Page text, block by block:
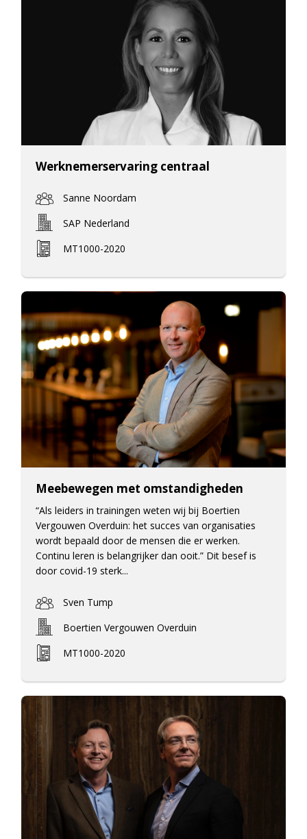
Werknemerservaring centraal
Sanne Noordam
SAP Nederland
MT1000-2020
Meebewegen met omstandigheden
“Als leiders in trainingen weten wij bij Boertien
Vergouwen Overduin: het succes van organisaties
wordt bepaald door de mensen die er werken.
Continu leren is belangrijker dan ooit.” Dit besef is
door covid-19 sterk...
Sven Tump
Boertien Vergouwen Overduin
MT1000-2020